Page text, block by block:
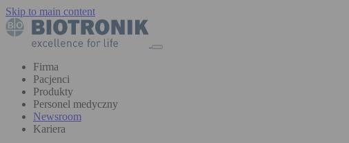
Skip to main content
Firma
Pacjenci
Produkty
Personel medyczny
Newsroom
Kariera